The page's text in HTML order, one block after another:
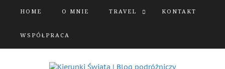
HOME O MNIE TRAVEL KONTAKT
WSPÓŁPRACA